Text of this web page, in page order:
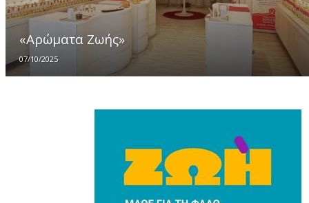
«Αρώματα Ζωής»
07/10/2025